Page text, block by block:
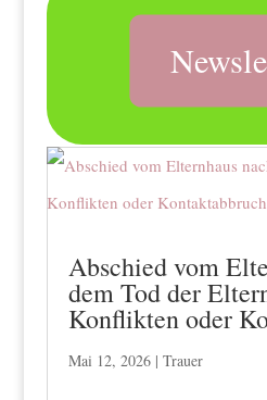
Abschied vom
dem Tod der
Konflikten oder
Mai 12, 2026| Trauer